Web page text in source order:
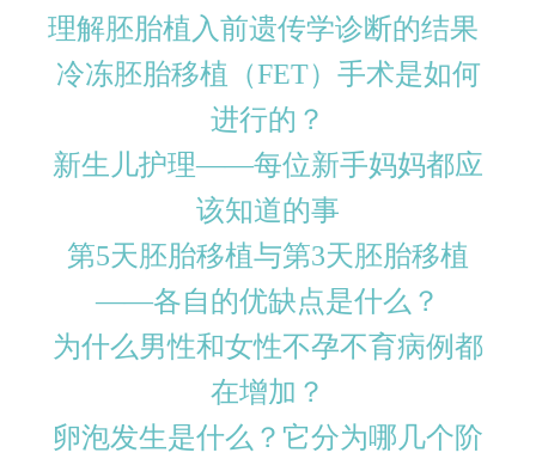
理解胚胎植入前遗传学诊断的结果
冷冻胚胎移植（FET）手术是如何
进行的？
新生儿护理——每位新手妈妈都应
该知道的事
第5天胚胎移植与第3天胚胎移植
——各自的优缺点是什么？
为什么男性和女性不孕不育病例都
在增加？
卵泡发生是什么？它分为哪几个阶